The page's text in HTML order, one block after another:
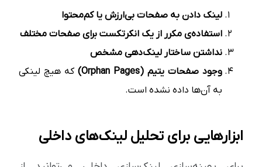
لینک دادن به صفحات بی‌ارزش یا کم‌محتوا
استفاده‌ی مکرر از یک انکرتکست برای صفحات مختلف
نداشتن ساختار لینک‌دهی مشخص
وجود صفحات یتیم (Orphan Pages)
که هیچ لینکی
به آن‌ها داده نشده است.
ابزارهایی برای تحلیل لینک‌های داخلی